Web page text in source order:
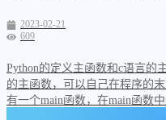
2023-02-21
609
Python的定义主函数和c语言的
的主函数，可以自己在程序的
有一个main函数，在main函数